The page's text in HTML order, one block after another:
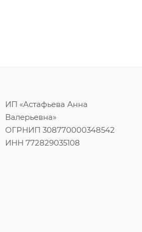
ИП «Астафьева Анна
Валерьевна»
ОГРНИП 308770000348542
ИНН 772829035108